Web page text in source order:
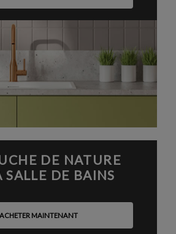
DE NATURE
SALLE DE BAINS
ACHETER MAINTENANT